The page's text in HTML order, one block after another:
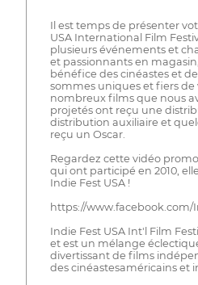
Il est temps de présenter
USA International Film
plusieurs événements et
et passionnants en
bénéfice des cinéastes et
sommes uniques et fiers de
nombreux films que nous
projetés ont reçu une
distribution auxiliaire et
reçu un Oscar.
Regardez cette vidéo
qui ont participé en 2010,
Indie Fest USA !
https://www.facebook.com/
Indie Fest USA Int'l Film
et est un mélange
divertissant de films
des cinéastesaméricains et